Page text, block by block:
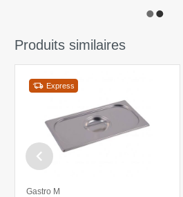
Produits similaires
Express
Gastro M